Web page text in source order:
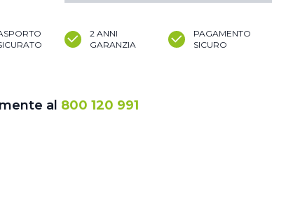
2 ANNI
GARANZIA
PAGAMENTO
SICURO
al 800 120 991